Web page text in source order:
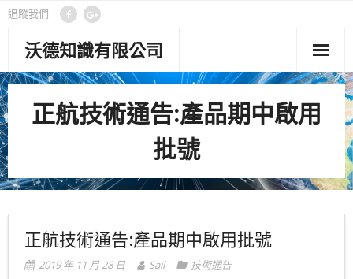
追蹤我們
沃德知識有限公司
首頁
管理功能
顧問專欄
聯絡我們
正航技術通告:產品期中啟用
批號
正航技術通告:產品期中啟用批號
2019 年 11 月 28 日 Sail
技術通告